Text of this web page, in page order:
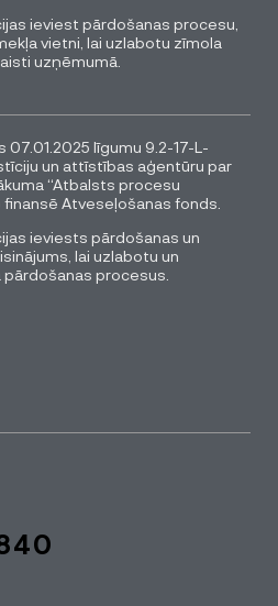
ieviest pārdošanas procesu,
vietni, lai uzlabotu zīmola
uzņēmumā.
07.01.2025 līgumu 9.2-17-L-
un attīstības aģentūru par
“Atbalsts procesu
Atveseļošanas fonds.
ieviests pārdošanas un
lai uzlabotu un
procesus.